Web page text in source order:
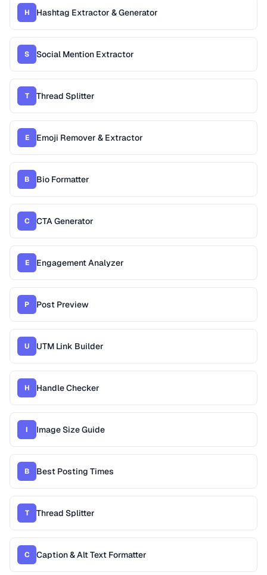
H Hashtag Extractor & Generator
S Social Mention Extractor
T Thread Splitter
E Emoji Remover & Extractor
B Bio Formatter
C CTA Generator
E Engagement Analyzer
P Post Preview
U UTM Link Builder
H Handle Checker
I Image Size Guide
B Best Posting Times
T Thread Splitter
C Caption & Alt Text Formatter